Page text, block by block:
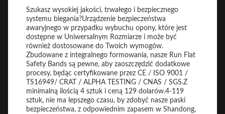
Szukasz wysokiej jakości, trwałego i bezpiecznego
systemu biegania?Urządzenie bezpieczeństwa
awaryjnego w przypadku wybuchu opony, które jest
dostępne w Uniwersalnym Rozmiarze i może być
również dostosowane do Twoich wymogów.
Zbudowane z integralnego formowania, nasze Run Flat
Safety Bands są pewne, aby zaoszczędzić dodatkowe
procesy, będąc certyfikowane przez CE / ISO 9001 /
TS16949/ CRAT / ALPHA TESTING / CNAS / SGS.Z
minimalną ilością 4 sztuk i ceną 129 dolarów.4-119
sztuk, nie ma lepszego czasu, by zdobyć nasze paski
bezpieczeństwa, z odpowiednim zapasem w Shandong,